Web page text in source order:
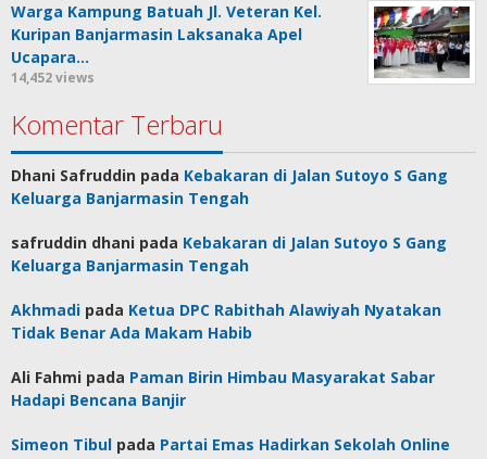
Warga Kampung Batuah Jl. Veteran Kel.
Kuripan Banjarmasin Laksanaka Apel
Ucapara…
14,452 views
Komentar Terbaru
Dhani Safruddin pada Kebakaran di Jalan Sutoyo S Gang
Keluarga Banjarmasin Tengah
safruddin dhani pada Kebakaran di Jalan Sutoyo S Gang
Keluarga Banjarmasin Tengah
Akhmadi pada Ketua DPC Rabithah Alawiyah Nyatakan
Tidak Benar Ada Makam Habib
Ali Fahmi pada Paman Birin Himbau Masyarakat Sabar
Hadapi Bencana Banjir
Simeon Tibul pada Partai Emas Hadirkan Sekolah Online